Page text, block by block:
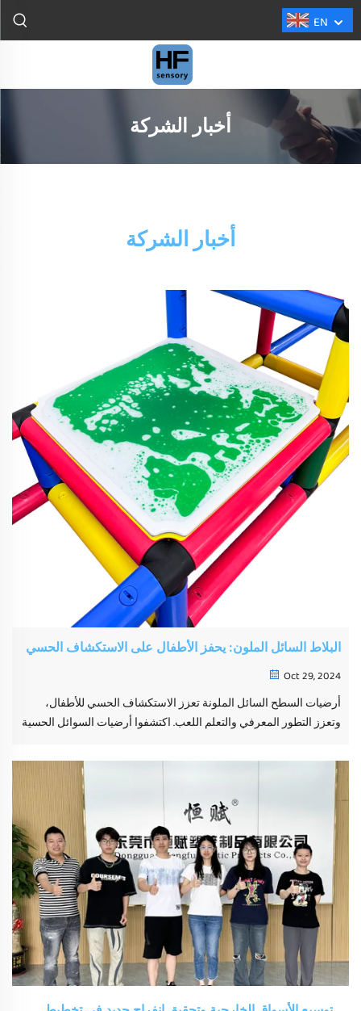
EN
أخبار الشركة
أخبار الشركة
البلاط السائل الملون: يحفز الأطفال على الاستكشاف الحسي
Oct 29, 2024
أرضيات السطح السائل الملونة تعزز الاستكشاف الحسي للأطفال،
وتعزز التطور المعرفي والتعلم اللعب. اكتشفوا أرضيات السوائل الحسية